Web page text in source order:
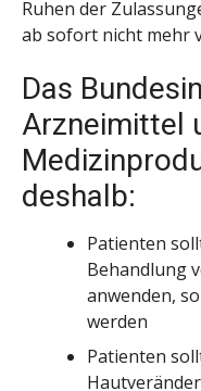
Ruhen der
ab sofort nicht mehr
Das
Arzneimittel
deshalb:
Patienten
Behandlung
anwenden,
werden
Patienten